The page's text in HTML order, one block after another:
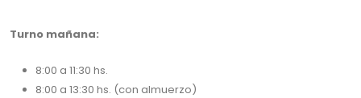
Turno mañana:
8:00 a 11:30 hs.
8:00 a 13:30 hs. (con almuerzo)